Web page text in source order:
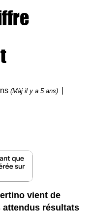
(Màj il y a 5 ans)
vient de
attendus résultats